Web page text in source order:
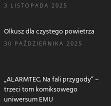
3 LISTOPADA 2025
Olkusz dla czystego powietrza
30 PAŹDZIERNIKA 2025
„ALARMTEC. Na fali przygody” –
trzeci tom komiksowego
uniwersum EMU